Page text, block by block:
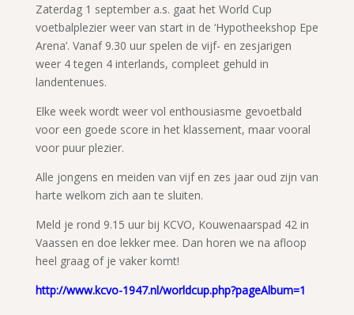
Zaterdag 1 september a.s. gaat het World Cup
voetbalplezier weer van start in de ‘Hypotheekshop Epe
Arena’. Vanaf 9.30 uur spelen de vijf- en zesjarigen
weer 4 tegen 4 interlands, compleet gehuld in
landentenues.
Elke week wordt weer vol enthousiasme gevoetbald
voor een goede score in het klassement, maar vooral
voor puur plezier.
Alle jongens en meiden van vijf en zes jaar oud zijn van
harte welkom zich aan te sluiten.
Meld je rond 9.15 uur bij KCVO, Kouwenaarspad 42 in
Vaassen en doe lekker mee. Dan horen we na afloop
heel graag of je vaker komt!
http://www.kcvo-1947.nl/worldcup.php?pageAlbum=1